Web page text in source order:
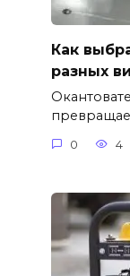
Как
разных
0 4